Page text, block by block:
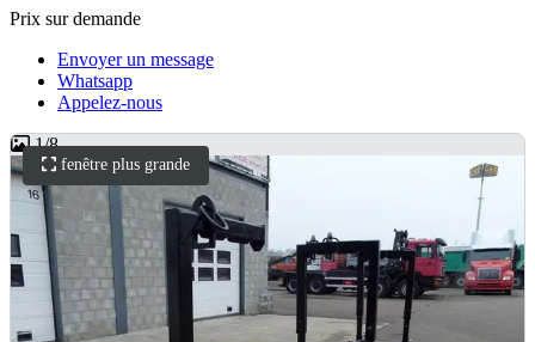
Prix ​​sur demande
Envoyer un message
Whatsapp
Appelez-nous
fenêtre plus grande
1/8